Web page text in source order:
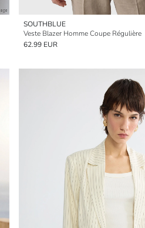
SOUTHBLUE
Veste Blazer Homme Coupe Régulière
62.99 EUR